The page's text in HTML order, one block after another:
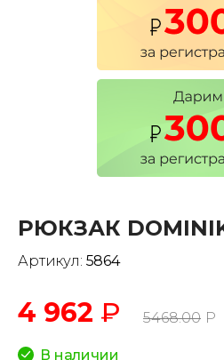
РЮКЗАК
Артикул: 5864
4 962 ₽ 5468.00 Р
В наличии